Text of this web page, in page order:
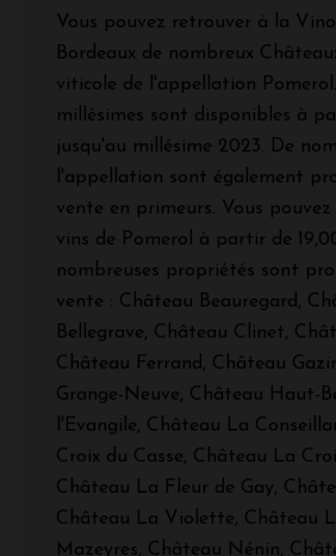
Vous pouvez retrouver à la
Bordeaux de nombreux
viticole de l'appellation
millésimes sont disponibles à
jusqu'au millésime 2023. De
l'appellation sont également
vente en primeurs. Vous
vins de Pomerol à partir de
nombreuses propriétés sont
vente : Château Beauregard,
Bellegrave, Château Clinet,
Château Ferrand, Château
Grange-Neuve, Château Haut-
l'Evangile, Château La
Croix du Casse, Château La
Château La Fleur de Gay,
Château La Violette, Château
Mazeyres, Château Nénin,